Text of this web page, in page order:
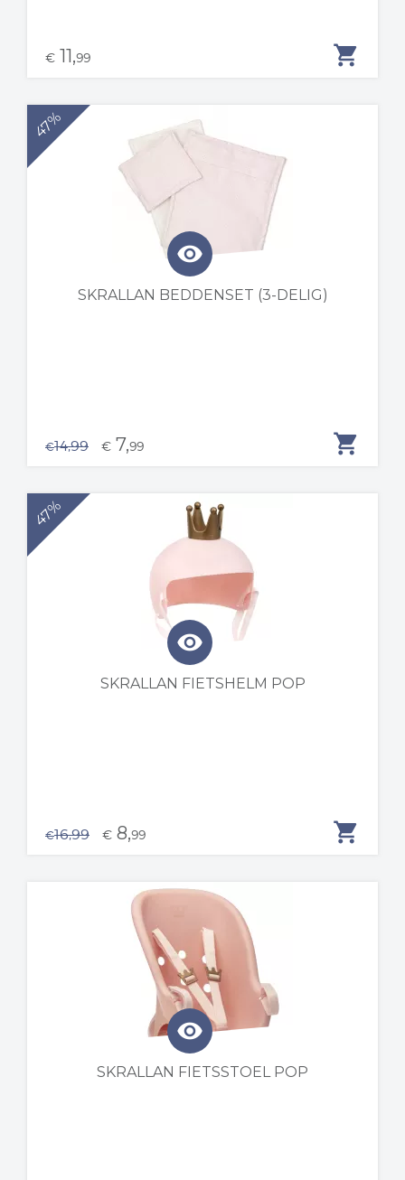
shopping_cart
€ 11,99
47%
visibility
shopping_cart
SKRALLAN BEDDENSET (3-DELIG)
€14,99 € 7,99
47%
visibility
shopping_cart
SKRALLAN FIETSHELM POP
€16,99 € 8,99
visibility
SKRALLAN FIETSSTOEL POP